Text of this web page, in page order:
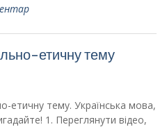
етичну тему
етичну тему. Українська мова,
1. Переглянути відео,